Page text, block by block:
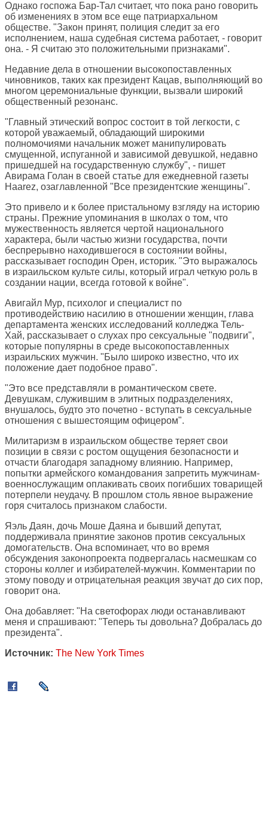
Однако госпожа Бар-Тал считает, что пока рано говорить
об изменениях в этом все еще патриархальном
обществе. "Закон принят, полиция следит за его
исполнением, наша судебная система работает, - говорит
она. - Я считаю это положительными признаками".
Недавние дела в отношении высокопоставленных
чиновников, таких как президент Кацав, выполняющий во
многом церемониальные функции, вызвали широкий
общественный резонанс.
"Главный этический вопрос состоит в той легкости, с
которой уважаемый, обладающий широкими
полномочиями начальник может манипулировать
смущенной, испуганной и зависимой девушкой, недавно
пришедшей на государственную службу", - пишет
Авирама Голан в своей статье для ежедневной газеты
Haarez, озаглавленной "Все президентские женщины".
Это привело и к более пристальному взгляду на историю
страны. Прежние упоминания в школах о том, что
мужественность является чертой национального
характера, были частью жизни государства, почти
беспрерывно находившегося в состоянии войны,
рассказывает господин Орен, историк. "Это выражалось
в израильском культе силы, который играл четкую роль в
создании нации, всегда готовой к войне".
Авигайл Мур, психолог и специалист по
противодействию насилию в отношении женщин, глава
департамента женских исследований колледжа Тель-
Хай, рассказывает о слухах про сексуальные "подвиги",
которые популярны в среде высокопоставленных
израильских мужчин. "Было широко известно, что их
положение дает подобное право".
"Это все представляли в романтическом свете.
Девушкам, служившим в элитных подразделениях,
внушалось, будто это почетно - вступать в сексуальные
отношения с вышестоящим офицером".
Милитаризм в израильском обществе теряет свои
позиции в связи с ростом ощущения безопасности и
отчасти благодаря западному влиянию. Например,
попытки армейского командования запретить мужчинам-
военнослужащим оплакивать своих погибших товарищей
потерпели неудачу. В прошлом столь явное выражение
горя считалось признаком слабости.
Яэль Даян, дочь Моше Даяна и бывший депутат,
поддерживала принятие законов против сексуальных
домогательств. Она вспоминает, что во время
обсуждения законопроекта подвергалась насмешкам со
стороны коллег и избирателей-мужчин. Комментарии по
этому поводу и отрицательная реакция звучат до сих пор,
говорит она.
Она добавляет: "На светофорах люди останавливают
меня и спрашивают: "Теперь ты довольна? Добралась до
президента".
Источник: The New York Times